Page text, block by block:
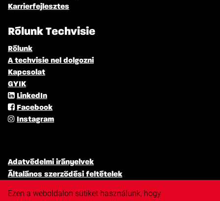
Karrierfejlesztes
Rólunk Techvisie
Rólunk
A techvisie nel dolgozni
Kapcsolat
GYIK
LinkedIn
Facebook
Instagram
Adatvédelmi irányelvek
Általános szerződési feltételek
Ezen a weboldalon sütiket használunk, hogy